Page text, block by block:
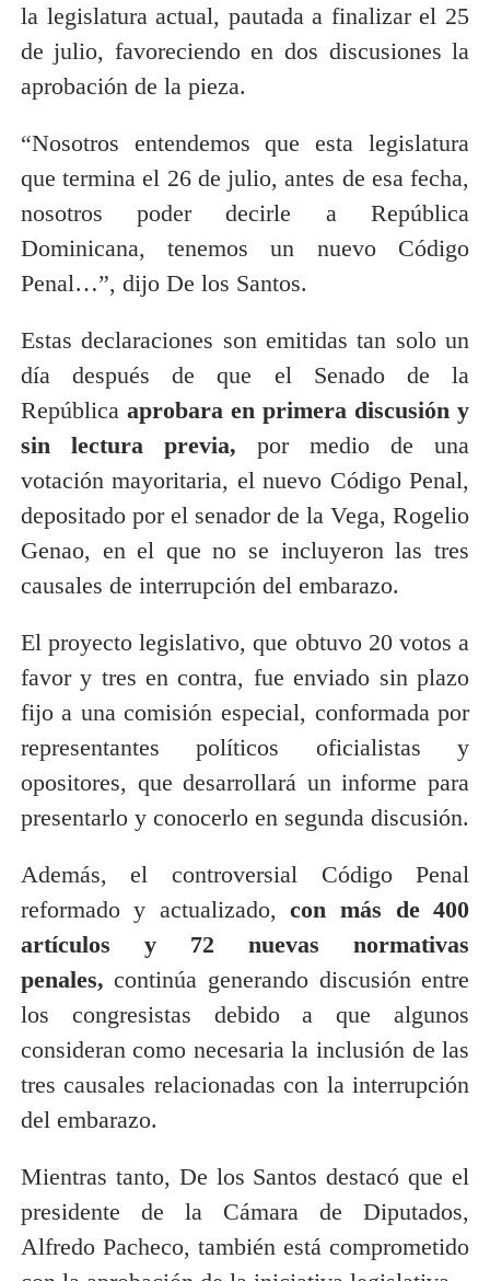
la legislatura actual, pautada a finalizar el 25
de julio, favoreciendo en dos discusiones la
aprobación de la pieza.
“Nosotros entendemos que esta legislatura
que termina el 26 de julio, antes de esa fecha,
nosotros poder decirle a República
Dominicana, tenemos un nuevo Código
Penal…”, dijo De los Santos.
Estas declaraciones son emitidas tan solo un
día después de que el Senado de la
República aprobara en primera discusión y
sin lectura previa, por medio de una
votación mayoritaria, el nuevo Código Penal,
depositado por el senador de la Vega, Rogelio
Genao, en el que no se incluyeron las tres
causales de interrupción del embarazo.
El proyecto legislativo, que obtuvo 20 votos a
favor y tres en contra, fue enviado sin plazo
fijo a una comisión especial, conformada por
representantes políticos oficialistas y
opositores, que desarrollará un informe para
presentarlo y conocerlo en segunda discusión.
Además, el controversial Código Penal
reformado y actualizado, con más de 400
artículos y 72 nuevas normativas
penales, continúa generando discusión entre
los congresistas debido a que algunos
consideran como necesaria la inclusión de las
tres causales relacionadas con la interrupción
del embarazo.
Mientras tanto, De los Santos destacó que el
presidente de la Cámara de Diputados,
Alfredo Pacheco, también está comprometido